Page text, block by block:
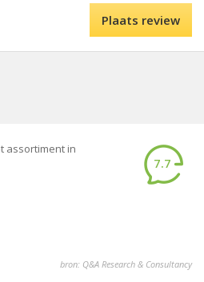
Plaats review
assortiment in
7.7
bron: Q&A Research & Consultancy